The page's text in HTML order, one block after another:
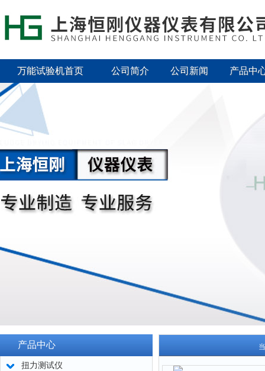
万能试验机首页 公司简介 公司新闻 产品中
产品中心
扭力测试仪